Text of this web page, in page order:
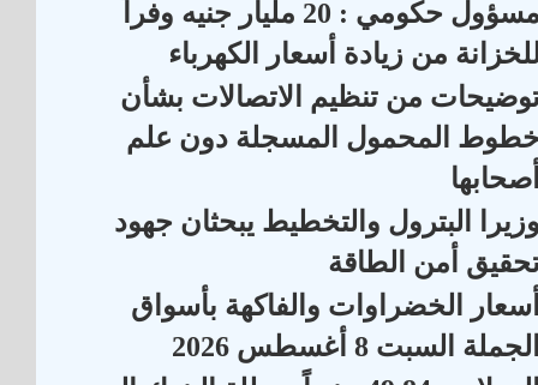
مسؤول حكومي : 20 مليار جنيه وفراً
من زيادة أسعار الكهرباء
من تنظيم الاتصالات بشأن
المحمول المسجلة دون علم
البترول والتخطيط يبحثان جهود
أمن الطاقة
الخضراوات والفاكهة بأسواق
السبت 8 أغسطس 2026